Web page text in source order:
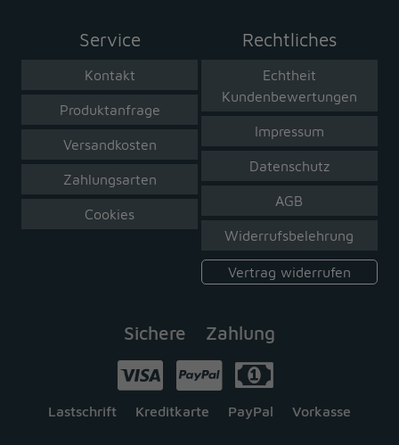
Service
Kontakt
Produktanfrage
Versandkosten
Zahlungsarten
Cookies
Rechtliches
Echtheit
Kundenbewertungen
Impressum
Datenschutz
AGB
Widerrufsbelehrung
Vertrag widerrufen
Sichere Zahlung
Lastschrift Kreditkarte PayPal Vorkasse